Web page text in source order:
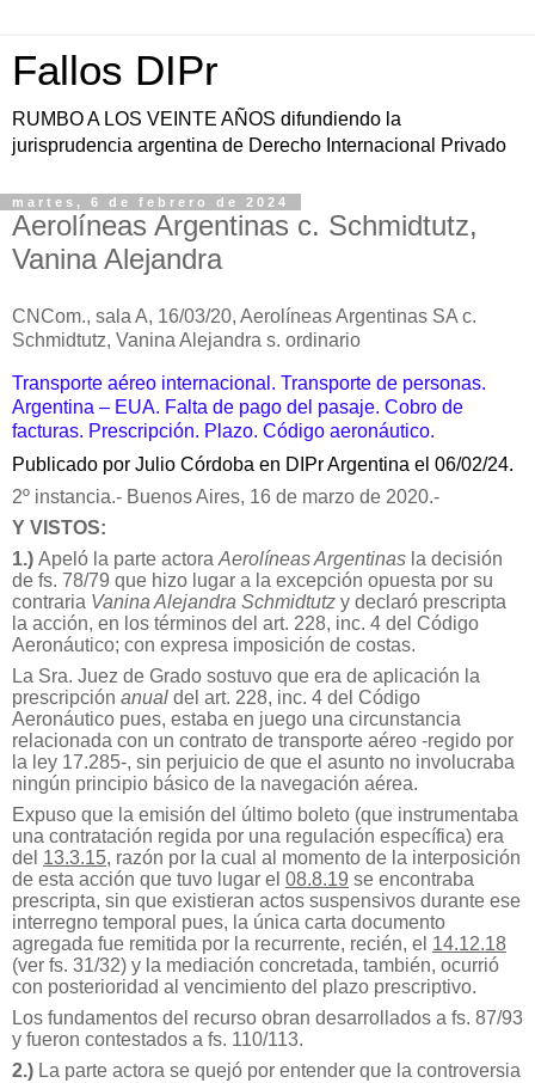
Fallos DIPr
RUMBO A LOS VEINTE AÑOS difundiendo la
jurisprudencia argentina de Derecho Internacional Privado
martes, 6 de febrero de 2024
Aerolíneas Argentinas c. Schmidtutz,
Vanina Alejandra
CNCom., sala A, 16/03/20, Aerolíneas Argentinas SA c.
Schmidtutz, Vanina Alejandra s. ordinario
Transporte aéreo internacional. Transporte de personas.
Argentina – EUA. Falta de pago del pasaje. Cobro de
facturas. Prescripción. Plazo. Código aeronáutico.
Publicado por Julio Córdoba en DIPr Argentina el 06/02/24.
2º instancia.- Buenos Aires, 16 de marzo de 2020.-
Y VISTOS:
1.) Apeló la parte actora Aerolíneas Argentinas la decisión
de fs. 78/79 que hizo lugar a la excepción opuesta por su
contraria Vanina Alejandra Schmidtutz y declaró prescripta
la acción, en los términos del art. 228, inc. 4 del Código
Aeronáutico; con expresa imposición de costas.
La Sra. Juez de Grado sostuvo que era de aplicación la
prescripción anual del art. 228, inc. 4 del Código
Aeronáutico pues, estaba en juego una circunstancia
relacionada con un contrato de transporte aéreo -regido por
la ley 17.285-, sin perjuicio de que el asunto no involucraba
ningún principio básico de la navegación aérea.
Expuso que la emisión del último boleto (que instrumentaba
una contratación regida por una regulación específica) era
del 13.3.15, razón por la cual al momento de la interposición
de esta acción que tuvo lugar el 08.8.19 se encontraba
prescripta, sin que existieran actos suspensivos durante ese
interregno temporal pues, la única carta documento
agregada fue remitida por la recurrente, recién, el 14.12.18
(ver fs. 31/32) y la mediación concretada, también, ocurrió
con posterioridad al vencimiento del plazo prescriptivo.
Los fundamentos del recurso obran desarrollados a fs. 87/93
y fueron contestados a fs. 110/113.
2.) La parte actora se quejó por entender que la controversia